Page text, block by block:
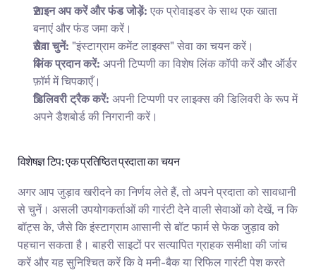
साइन अप करें और फंड जोड़ें: एक प्रोवाइडर के साथ एक खाता
बनाएं और फंड जमा करें।
सेवा चुनें: "इंस्टाग्राम कमेंट लाइक्स" सेवा का चयन करें।
लिंक प्रदान करें: अपनी टिप्पणी का विशेष लिंक कॉपी करें और ऑर्डर
फ़ॉर्म में चिपकाएँ।
डिलिवरी ट्रैक करें: अपनी टिप्पणी पर लाइक्स की डिलिवरी के रूप में
अपने डैशबोर्ड की निगरानी करें।
विशेषज्ञ टिप: एक प्रतिष्ठित प्रदाता का चयन
अगर आप जुड़ाव खरीदने का निर्णय लेते हैं, तो अपने प्रदाता को सावधानी
से चुनें। असली उपयोगकर्ताओं की गारंटी देने वाली सेवाओं को देखें, न कि
बॉट्स के, जैसे कि इंस्टाग्राम आसानी से बॉट फार्म से फेक जुड़ाव को
पहचान सकता है। बाहरी साइटों पर सत्यापित ग्राहक समीक्षा की जांच
करें और यह सुनिश्चित करें कि वे मनी-बैक या रिफिल गारंटी पेश करते